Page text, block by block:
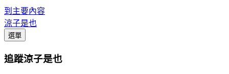
到主要內容
涼子是也
選單
追蹤涼子是也